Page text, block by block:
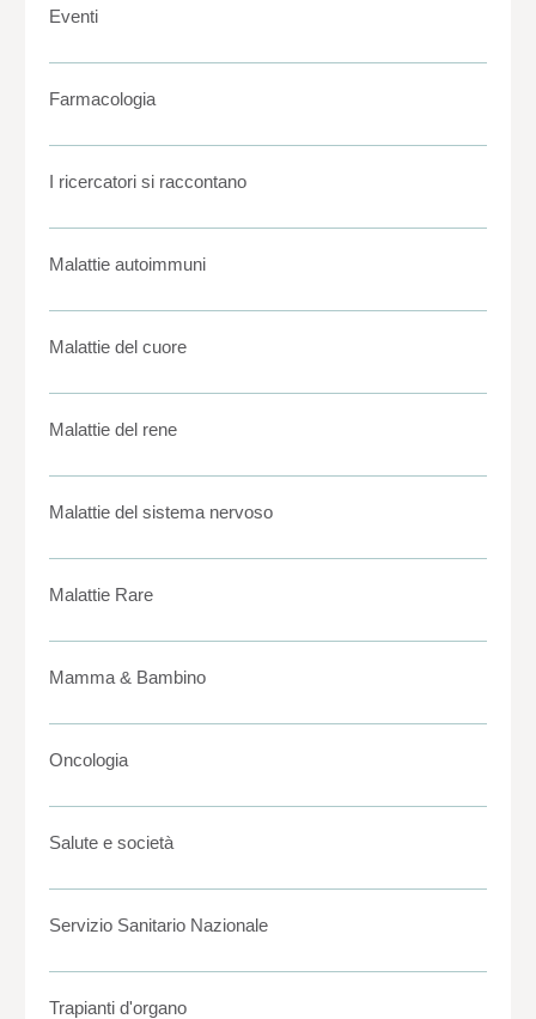
Eventi
Farmacologia
I ricercatori si raccontano
Malattie autoimmuni
Malattie del cuore
Malattie del rene
Malattie del sistema nervoso
Malattie Rare
Mamma & Bambino
Oncologia
Salute e società
Servizio Sanitario Nazionale
Trapianti d'organo